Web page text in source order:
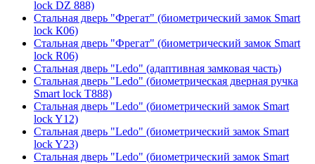
lock DZ 888)
Стальная дверь "Фрегат" (биометрический замок Smart
lock К06)
Стальная дверь "Фрегат" (биометрический замок Smart
lock R06)
Стальная дверь "Ledo" (адаптивная замковая часть)
Стальная дверь "Ledo" (биометрическая дверная ручка
Smart lock T888)
Стальная дверь "Ledo" (биометрический замок Smart
lock Y12)
Стальная дверь "Ledo" (биометрический замок Smart
lock Y23)
Стальная дверь "Ledo" (биометрический замок Smart